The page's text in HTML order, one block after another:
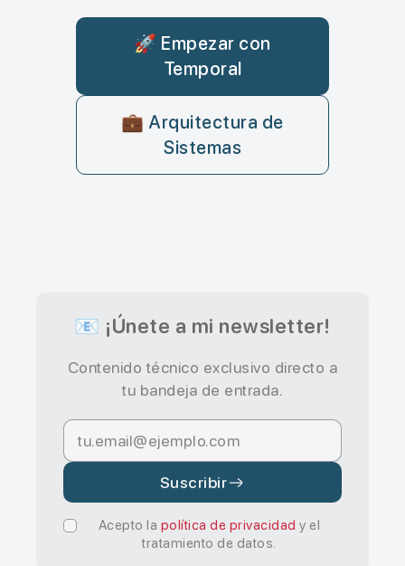
🚀 Empezar con
Temporal
💼 Arquitectura de
Sistemas
📧 ¡Únete a mi newsletter!
Contenido técnico exclusivo directo a
tu bandeja de entrada.
Suscribir
Acepto la política de privacidad y el
tratamiento de datos.